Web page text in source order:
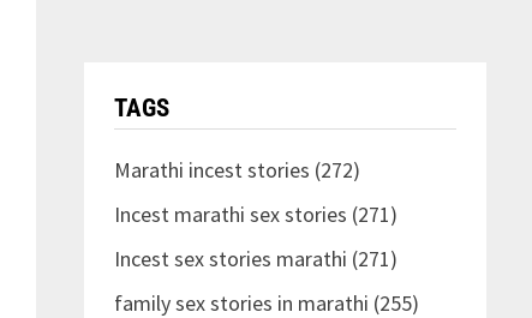
TAGS
Marathi incest stories (272)
Incest marathi sex stories (271)
Incest sex stories marathi (271)
family sex stories in marathi (255)